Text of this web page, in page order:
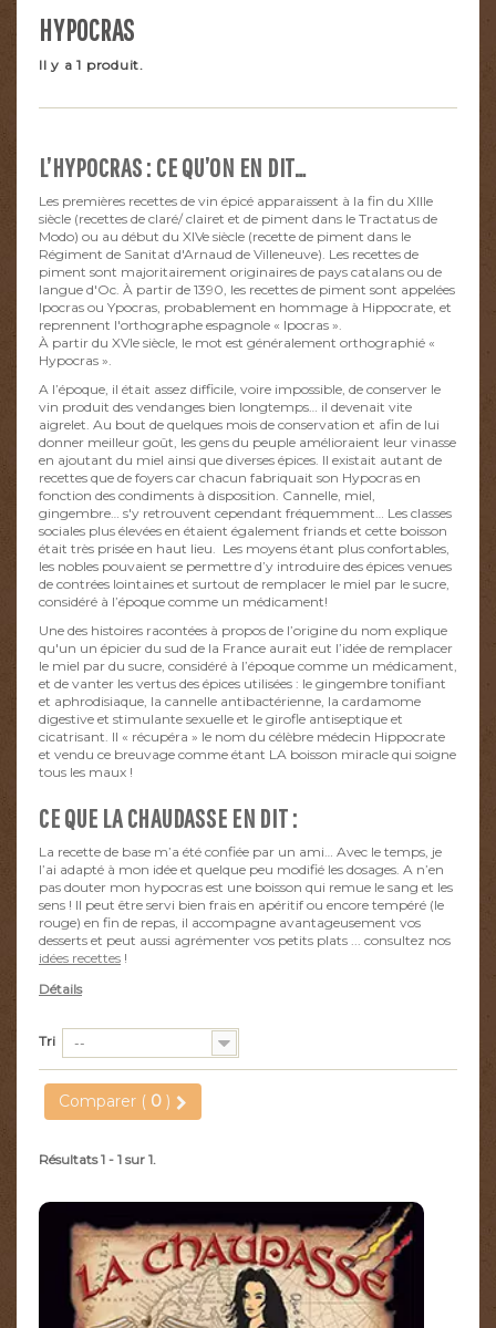
HYPOCRAS
Il y a 1 produit.
L’HYPOCRAS : CE QU’ON EN DIT…
Les premières recettes de vin épicé apparaissent à la fin du XIIIe
siècle (recettes de claré/ clairet et de piment dans le Tractatus de
Modo) ou au début du XIVe siècle (recette de piment dans le
Régiment de Sanitat d'Arnaud de Villeneuve). Les recettes de
piment sont majoritairement originaires de pays catalans ou de
langue d'Oc. À partir de 1390, les recettes de piment sont appelées
Ipocras ou Ypocras, probablement en hommage à Hippocrate, et
reprennent l'orthographe espagnole « Ipocras ».
À partir du XVIe siècle, le mot est généralement orthographié «
Hypocras ».
A l’époque, il était assez difficile, voire impossible, de conserver le
vin produit des vendanges bien longtemps… il devenait vite
aigrelet. Au bout de quelques mois de conservation et afin de lui
donner meilleur goût, les gens du peuple amélioraient leur vinasse
en ajoutant du miel ainsi que diverses épices. Il existait autant de
recettes que de foyers car chacun fabriquait son Hypocras en
fonction des condiments à disposition. Cannelle, miel,
gingembre… s'y retrouvent cependant fréquemment… Les classes
sociales plus élevées en étaient également friands et cette boisson
était très prisée en haut lieu. Les moyens étant plus confortables,
les nobles pouvaient se permettre d’y introduire des épices venues
de contrées lointaines et surtout de remplacer le miel par le sucre,
considéré à l’époque comme un médicament!
Une des histoires racontées à propos de l’origine du nom explique
qu'un un épicier du sud de la France aurait eut l’idée de remplacer
le miel par du sucre, considéré à l’époque comme un médicament,
et de vanter les vertus des épices utilisées : le gingembre tonifiant
et aphrodisiaque, la cannelle antibactérienne, la cardamome
digestive et stimulante sexuelle et le girofle antiseptique et
cicatrisant. Il « récupéra » le nom du célèbre médecin Hippocrate
et vendu ce breuvage comme étant LA boisson miracle qui soigne
tous les maux !
CE QUE LA CHAUDASSE EN DIT :
La recette de base m’a été confiée par un ami… Avec le temps, je
l’ai adapté à mon idée et quelque peu modifié les dosages. A n’en
pas douter mon hypocras est une boisson qui remue le sang et les
sens ! Il peut être servi bien frais en apéritif ou encore tempéré (le
rouge) en fin de repas, il accompagne avantageusement vos
desserts et peut aussi agrémenter vos petits plats ... consultez nos
idées recettes !
Détails
Tri --
Comparer ( 0 )
Résultats 1 - 1 sur 1.